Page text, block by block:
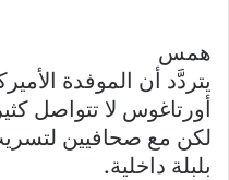
همس
يتردَّد أن الموفدة
أورتاغوس لا تتواصل
لكن مع صحافيين
بلبلة داخلية.